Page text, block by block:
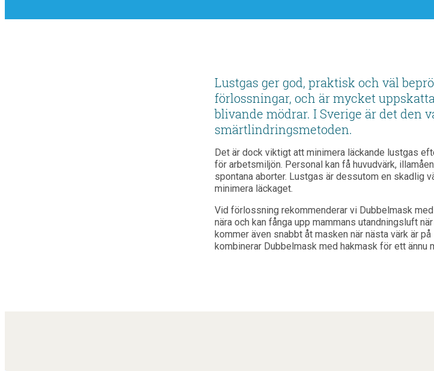
Lustgas ger god, praktisk och väl
förlossningar, och är mycket
blivande mödrar. I Sverige är det den
smärtlindringsmetoden.
Det är dock viktigt att minimera läckande lustgas
för arbetsmiljön. Personal kan få huvudvärk,
spontana aborter. Lustgas är dessutom en skadlig
minimera läckaget.
Vid förlossning rekommenderar vi Dubbelmask
nära och kan fånga upp mammans utandningsluft
kommer även snabbt åt masken när nästa värk är
kombinerar Dubbelmask med hakmask för ett ännu